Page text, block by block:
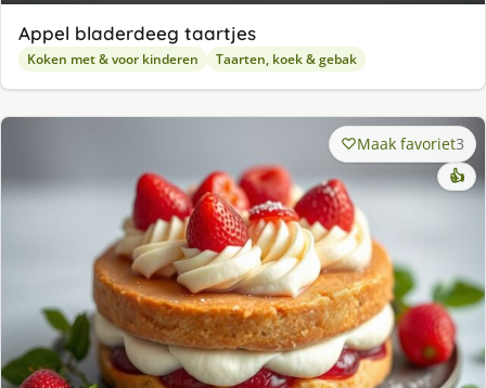
Appel bladerdeeg taartjes
Koken met & voor kinderen Taarten, koek & gebak
Maak favoriet3
👍